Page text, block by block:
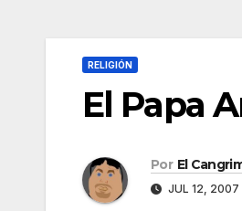
RELIGIÓN
El Papa
Por El
JUL 12, 2007